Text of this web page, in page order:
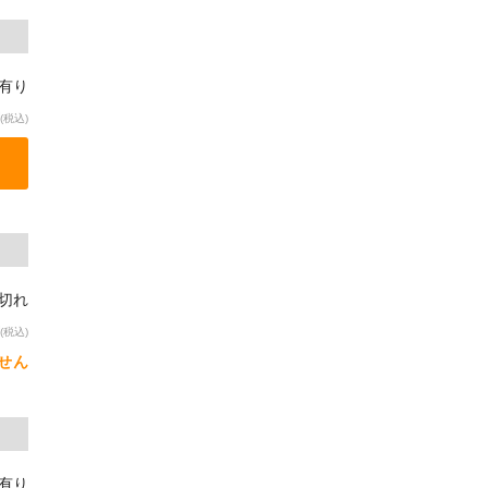
り
(税込)
れ
(税込)
ん
り